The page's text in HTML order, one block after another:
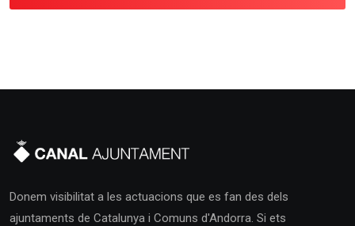
Donem visibilitat a les actuacions que es fan des dels
ajuntaments de Catalunya i Comuns d'Andorra. Si ets